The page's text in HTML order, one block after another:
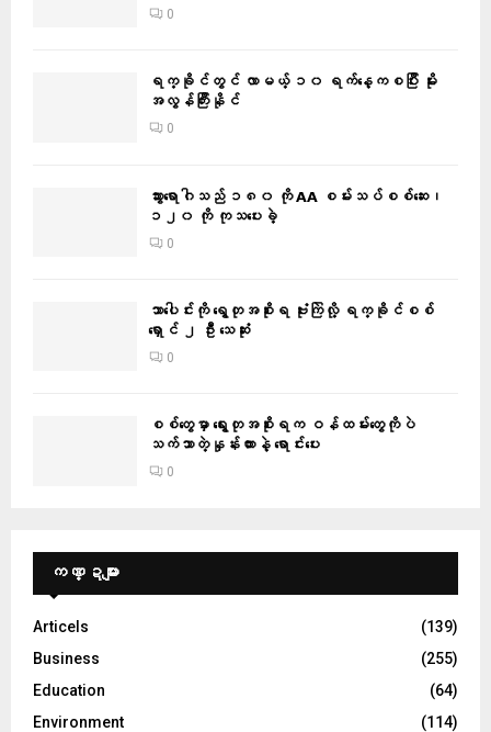
0
ရက္ခိုင်တွင် လာမယ့် ၁၀ ရက်နေ့ကစပြီး မိုး
အလွန်ကြီးနိုင်
0
သွားရောဂါသည် ၁၈၀ ကို AA စမ်းသပ်စစ်ဆေး၊
၁၂၀ ကို ကုသပေးခဲ့
0
သာပေါင်းကို ရွေတုအစိုးရ ဗုံးကြဲလို့ ရက္ခိုင်စစ်
ရှောင် ၂ ဦး သေဆုံး
0
စစ်တွေမှာ ရွေးတုအစိုးရက ဝန်ထမ်းတွေကိုပဲ
သက်သာတဲ့နှုန်းထားနဲ့ ရောင်းပေး
0
ကဏ္ဍများ
Articels
(139)
Business
(255)
Education
(64)
Environment
(114)